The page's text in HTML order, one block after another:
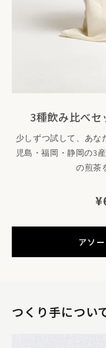
父が陶芸家で小さい頃
を作ることは自分にと
考える時間や、実際に
中の楽しみを脇役のよ
す。その気持ちを大切
阿部さんの器はスイ
があると感じますが
りますか？
3種飲み比べ
少しずつ試して、あな
児島・福岡・静岡の3
の煎茶
アソ
つくり手につい